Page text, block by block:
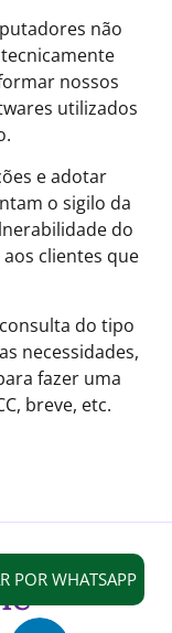
não
nossos
utilizados
e adotar
o sigilo da
do
clientes que
do tipo
necessidades,
fazer uma
breve, etc.
POR WHATSAPP